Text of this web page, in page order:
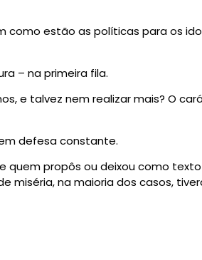
como estão as políticas para os
– na primeira fila.
e talvez nem realizar mais? O
defesa constante.
propôs ou deixou como
na maioria dos casos,